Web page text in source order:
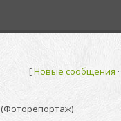
[Новые сообщения ·
(Фоторепортаж)